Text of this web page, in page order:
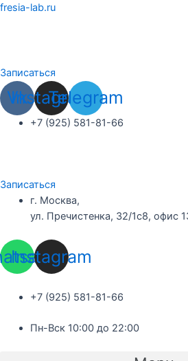
Перейти
fresia-lab.ru
Записаться
Vk
Instagram
Telegram
+7 (925) 581-81-66
Записаться
г. Москва,
ул. Пречистенка, 32/1с8, офис
Instagram
+7 (925) 581-81-66
Пн-Вск 10:00 до 22:00